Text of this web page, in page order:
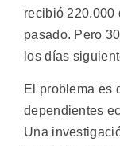
recibió 220.000
pasado. Pero
los días
El problema es
dependientes
Una